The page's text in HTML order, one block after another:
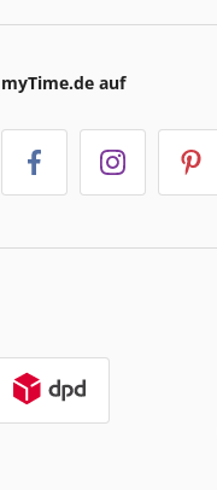
myTime.de auf